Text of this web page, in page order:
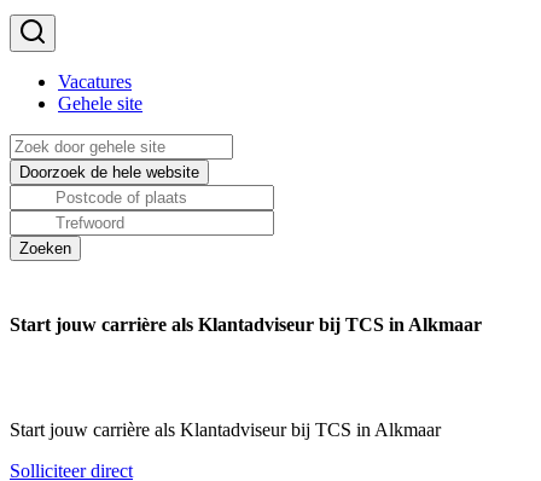
Vacatures
Gehele site
Start jouw carrière als Klantadviseur bij TCS in Alkmaar
Start jouw carrière als Klantadviseur bij TCS in Alkmaar
Solliciteer direct